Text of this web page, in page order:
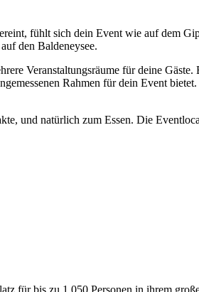
fühlt sich dein Event wie auf dem
den Baldeneysee.
Veranstaltungsräume für deine
Rahmen für dein Event
und natürlich zum Essen. Die